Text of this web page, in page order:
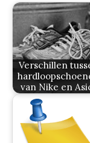
Verschillen
van Nike en